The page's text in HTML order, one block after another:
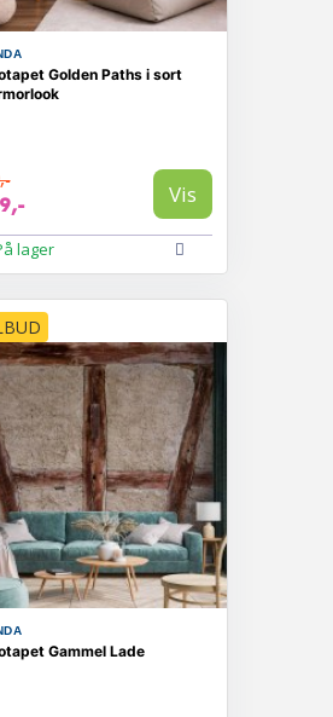
Golden Paths i sort
Vis
lager
Gammel Lade